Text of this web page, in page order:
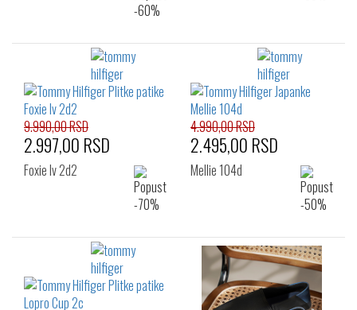
9.990,00 RSD
2.997,00 RSD
Foxie Iv 2d2
4.990,00 RSD
2.495,00 RSD
Mellie 104d